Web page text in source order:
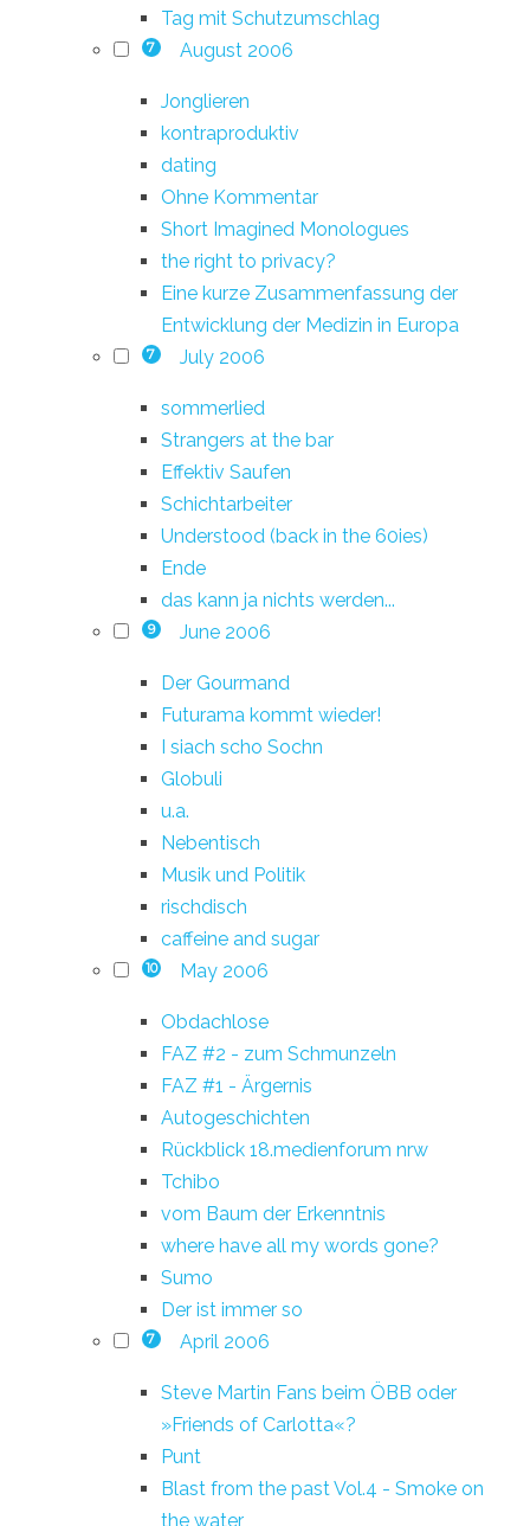
Tag mit Schutzumschlag
7 August 2006
Jonglieren
kontraproduktiv
dating
Ohne Kommentar
Short Imagined Monologues
the right to privacy?
Eine kurze Zusammenfassung der
Entwicklung der Medizin in Europa
7 July 2006
sommerlied
Strangers at the bar
Effektiv Saufen
Schichtarbeiter
Understood (back in the 60ies)
Ende
das kann ja nichts werden...
9 June 2006
Der Gourmand
Futurama kommt wieder!
I siach scho Sochn
Globuli
u.a.
Nebentisch
Musik und Politik
rischdisch
caffeine and sugar
10 May 2006
Obdachlose
FAZ #2 - zum Schmunzeln
FAZ #1 - Ärgernis
Autogeschichten
Rückblick 18.medienforum nrw
Tchibo
vom Baum der Erkenntnis
where have all my words gone?
Sumo
Der ist immer so
7 April 2006
Steve Martin Fans beim ÖBB oder
»Friends of Carlotta«?
Punt
Blast from the past Vol.4 - Smoke on
the water